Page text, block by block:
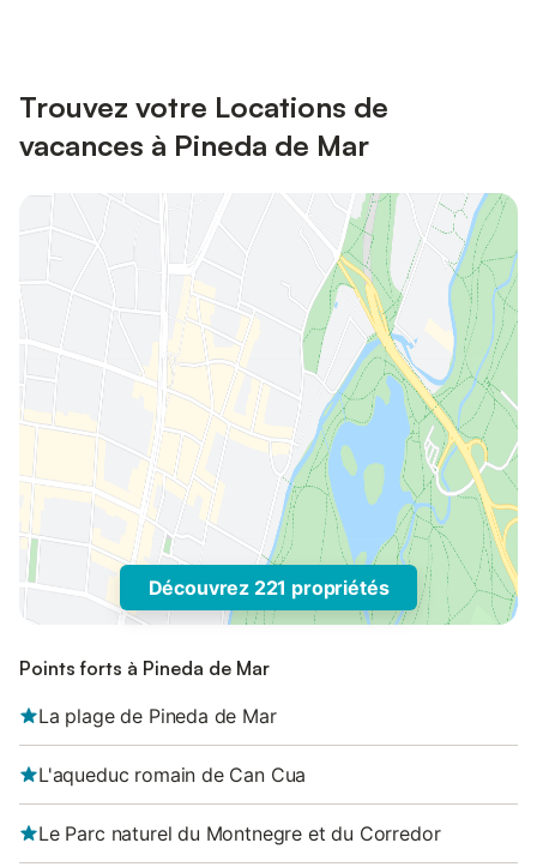
Trouvez votre Locations de
vacances à Pineda de Mar
Découvrez 221 propriétés
Points forts à Pineda de Mar
La plage de Pineda de Mar
L'aqueduc romain de Can Cua
Le Parc naturel du Montnegre et du Corredor